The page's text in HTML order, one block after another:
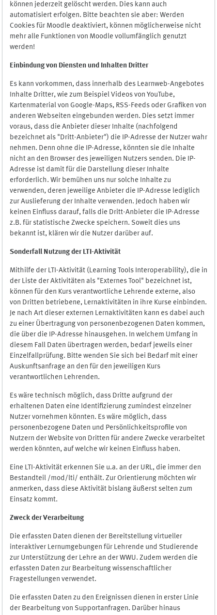
können jederzeit gelöscht werden. Dies kann auch
automatisiert erfolgen. Bitte beachten sie aber: Werden
Cookies für Moodle deaktiviert, können möglicherweise nicht
mehr alle Funktionen von Moodle vollumfänglich genutzt
werden!
Einbindung von Diensten und Inhalten Dritter
Es kann vorkommen, dass innerhalb des Learnweb-Angebotes
Inhalte Dritter, wie zum Beispiel Videos von YouTube,
Kartenmaterial von Google-Maps, RSS-Feeds oder Grafiken von
anderen Webseiten eingebunden werden. Dies setzt immer
voraus, dass die Anbieter dieser Inhalte (nachfolgend
bezeichnet als "Dritt-Anbieter") die IP-Adresse der Nutzer wahr
nehmen. Denn ohne die IP-Adresse, könnten sie die Inhalte
nicht an den Browser des jeweiligen Nutzers senden. Die IP-
Adresse ist damit für die Darstellung dieser Inhalte
erforderlich. Wir bemühen uns nur solche Inhalte zu
verwenden, deren jeweilige Anbieter die IP-Adresse lediglich
zur Auslieferung der Inhalte verwenden. Jedoch haben wir
keinen Einfluss darauf, falls die Dritt-Anbieter die IP-Adresse
z.B. für statistische Zwecke speichern. Soweit dies uns
bekannt ist, klären wir die Nutzer darüber auf.
Sonderfall Nutzung der LTI-Aktivität
Mithilfe der LTI-Aktivität (Learning Tools Interoperability), die in
der Liste der Aktivitäten als "Externes Tool" bezeichnet ist,
können für den Kurs verantwortliche Lehrende externe, also
von Dritten betriebene, Lernaktivitäten in ihre Kurse einbinden.
Je nach Art dieser externen Lernaktivitäten kann es dabei auch
zu einer Übertragung von personenbezogenen Daten kommen,
die über die IP-Adresse hinausgehen. In welchem Umfang in
diesem Fall Daten übertragen werden, bedarf jeweils einer
Einzelfallprüfung. Bitte wenden Sie sich bei Bedarf mit einer
Auskunftsanfrage an den für den jeweiligen Kurs
verantwortlichen Lehrenden.
Es wäre technisch möglich, dass Dritte aufgrund der
erhaltenen Daten eine Identifizierung zumindest einzelner
Nutzer vornehmen könnten. Es wäre möglich, dass
personenbezogene Daten und Persönlichkeitsprofile von
Nutzern der Website von Dritten für andere Zwecke verarbeitet
werden könnten, auf welche wir keinen Einfluss haben.
Eine LTI-Aktivität erkennen Sie u.a. an der URL, die immer den
Bestandteil /mod/lti/ enthält. Zur Orientierung möchten wir
anmerken, dass diese Aktivität bislang äußerst selten zum
Einsatz kommt.
Zweck der Verarbeitung
Die erfassten Daten dienen der Bereitstellung virtueller
interaktiver Lernumgebungen für Lehrende und Studierende
zur Unterstützung der Lehre an der WWU. Zudem werden die
erfassten Daten zur Bearbeitung wissenschaftlicher
Fragestellungen verwendet.
Die erfassten Daten zu den Ereignissen dienen in erster Linie
der Bearbeitung von Supportanfragen. Darüber hinaus